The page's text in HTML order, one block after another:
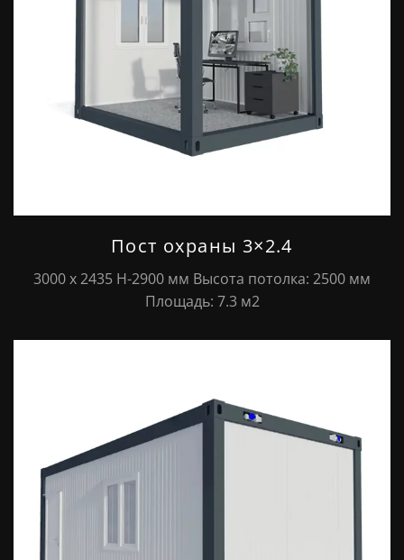
Пост охраны 3×2.4
3000 х 2435 Н-2900 мм Высота потолка: 2500 мм
Площадь: 7.3 м2